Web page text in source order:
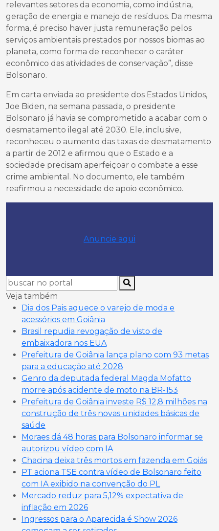
relevantes setores da economia, como indústria,
geração de energia e manejo de resíduos. Da mesma
forma, é preciso haver justa remuneração pelos
serviços ambientais prestados por nossos biomas ao
planeta, como forma de reconhecer o caráter
econômico das atividades de conservação”, disse
Bolsonaro.
Em carta enviada ao presidente dos Estados Unidos,
Joe Biden, na semana passada, o presidente
Bolsonaro já havia se comprometido a acabar com o
desmatamento ilegal até 2030. Ele, inclusive,
reconheceu o aumento das taxas de desmatamento
a partir de 2012 e afirmou que o Estado e a
sociedade precisam aperfeiçoar o combate a esse
crime ambiental. No documento, ele também
reafirmou a necessidade de apoio econômico.
Anuncie aqui
Veja também
Dia dos Pais aquece o varejo de moda e
acessórios em Goiânia
Brasil repudia revogação de visto de
embaixadora nos EUA
Prefeitura de Goiânia lança plano com 93 metas
para a educação até 2028
Genro da deputada federal Magda Mofatto
morre após acidente de moto na BR-153
Prefeitura de Goiânia investe R$ 12,8 milhões na
construção de três novas unidades básicas de
saúde
Moraes dá 48 horas para Bolsonaro informar se
autorizou vídeo com IA
Chacina deixa três mortos em fazenda em Goiás
PT aciona TSE contra vídeo de Bolsonaro feito
com IA exibido na convenção do PL
Mercado reduz para 5,12% expectativa de
inflação em 2026
Ingressos para o Aparecida é Show 2026